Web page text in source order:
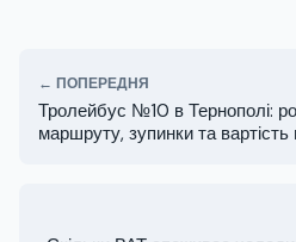
← ПОПЕРЕДНЯ
Тролейбус №10 в Тернополі:
маршруту, зупинки та вартість